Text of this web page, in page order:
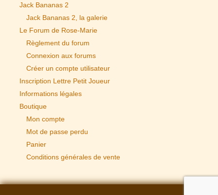
Jack Bananas 2
Jack Bananas 2, la galerie
Le Forum de Rose-Marie
Règlement du forum
Connexion aux forums
Créer un compte utilisateur
Inscription Lettre Petit Joueur
Informations légales
Boutique
Mon compte
Mot de passe perdu
Panier
Conditions générales de vente